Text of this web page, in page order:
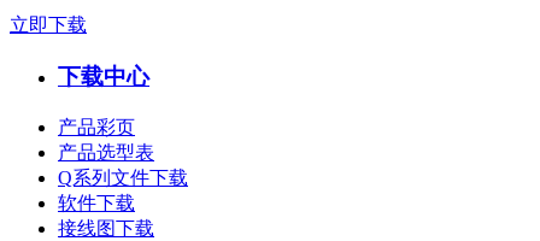
立即下载
下载中心
产品彩页
产品选型表
Q系列文件下载
软件下载
接线图下载